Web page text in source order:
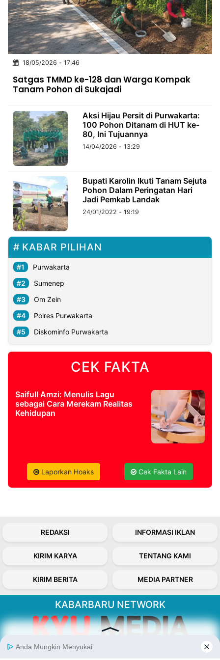
INDONESIA
Partner
NTB
Time
IDN
Jogja
Rakyat
News
Notice
Baru
Follow
Kabarbaru
Kabarbaru.co
2026
Kabarbaru
Media
18/05/2026 - 17:46
Satgas TMMD ke-128 dan Warga Kompak
Tanam Pohon di Sukajadi
Aksi Hijau Persit di Purwakarta:
100 Pohon Ditanam di HUT ke-
80, Ini Tujuannya
14/04/2026 - 13:29
Bupati Karolin Ikuti Tanam Sejuta
Pohon Dalam Peringatan Hari
Jadi Pemkab Landak
24/01/2022 - 19:19
KABAR PILIHAN
Purwakarta
Sumenep
Om Zein
Polres Purwakarta
Diskominfo Purwakarta
CEK FAKTA
Saifull Amzi: Menulis Lagu
sebagai Cara Merekam Realitas
Kehidupan
Laporkan Hoaks Cek Fakta Lain
REDAKSI INFORMASI IKLAN
KIRIM KARYA TENTANG KAMI
KIRIM BERITA MEDIA PARTNER
KABARBARU NETWORK